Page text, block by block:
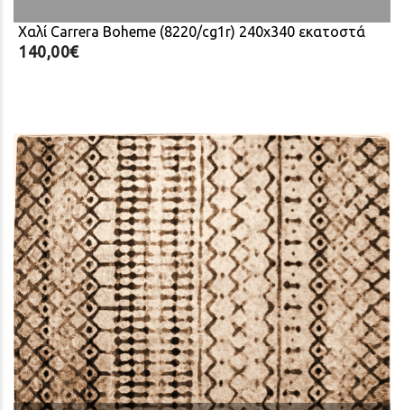
Χαλί Carrera Boheme (8220/cg1r) 240x340 εκατοστά
140,00€